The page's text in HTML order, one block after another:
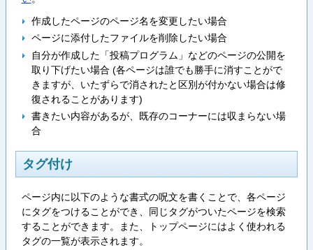
作成したページのページ名を変更したい場合
ページに添付したファイルを削除したい場合
自分が作成した「投稿プログラム」などのページの公開を
取り下げたい場合 (各ページは誰でも勝手に消すことがで
きますが、いたずらで消されたと区別が付かない場合は修
復されることがあります)
書きたい内容があるが、既存のコーナーには収まらない場
合
タグ付け
ページ内に以下のような書式の呪文を書くことで、各ページ
にタグをつけることができ、同じタグがついたページを検索
することができます。また、トップページにはよく使われる
タグの一覧が表示されます。